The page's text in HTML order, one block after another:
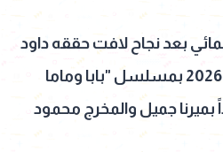
بعد نجاح لافت حققه داود
في موسم دراما رمضان 2026 بمسلسل "بابا وماما
بميرنا جميل والمخرج محمود